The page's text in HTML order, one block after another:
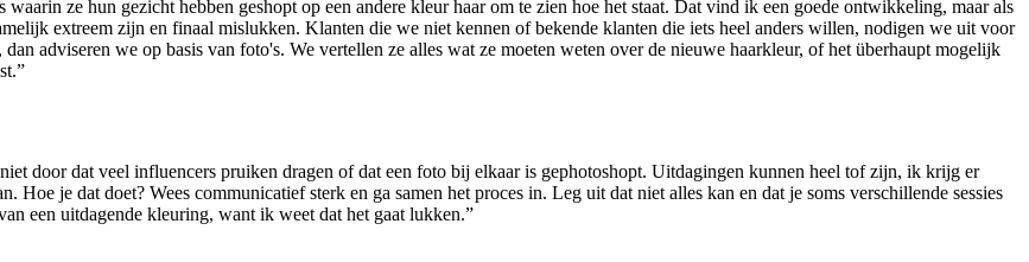
ze hun gezicht hebben geshopt op een andere kleur haar om te zien hoe het staat. Dat vind ik een goede ontwikkeling, maar als
extreem zijn en finaal mislukken. Klanten die we niet kennen of bekende klanten die iets heel anders willen, nodigen we uit voor
adviseren we op basis van foto's. We vertellen ze alles wat ze moeten weten over de nieuwe haarkleur, of het überhaupt mogelijk
door dat veel influencers pruiken dragen of dat een foto bij elkaar is gephotoshopt. Uitdagingen kunnen heel tof zijn, ik krijg er
je dat doet? Wees communicatief sterk en ga samen het proces in. Leg uit dat niet alles kan en dat je soms verschillende sessies
een uitdagende kleuring, want ik weet dat het gaat lukken.”